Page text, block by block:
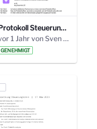
Protokoll Steuerungskreis_06.02.2025 .pdf
vor 1 Jahr von Sven Hitzler
GENEHMIGT